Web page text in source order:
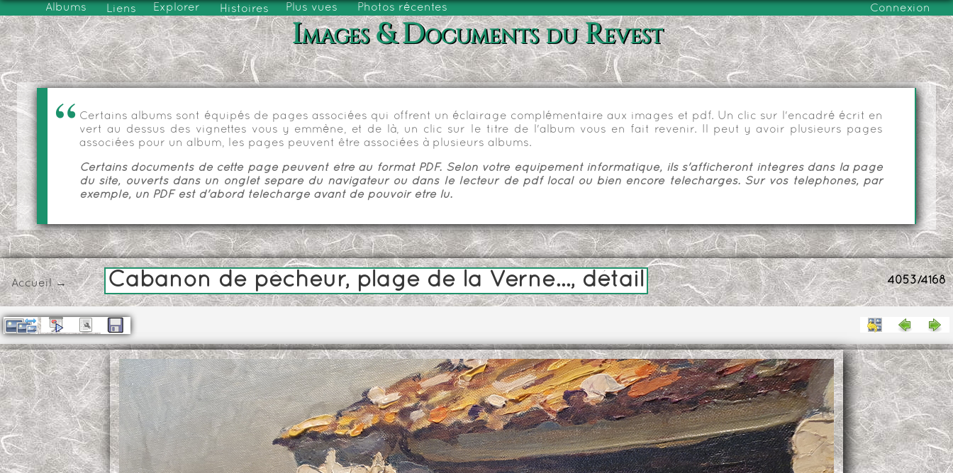
Albums Liens Explorer Histoires Plus vues Photos récentes Connexion
Images & Documents du Revest
Certains albums sont équipés de pages associées qui offrent un éclairage complémentaire aux images et pdf. Un clic sur l'encadré écrit en
vert au dessus des vignettes vous y emmène, et de là, un clic sur le titre de l'album vous en fait revenir. Il peut y avoir plusieurs pages
associées pour un album, les pages peuvent être associées à plusieurs albums.
Certains documents de cette page peuvent être au format PDF. Selon votre équipement informatique, ils s'afficheront intégrés dans la page
du site, ouverts dans un onglet séparé du navigateur ou dans le lecteur de pdf local ou bien encore téléchargés. Sur vos téléphones, par
exemple, un PDF est d'abord téléchargé avant de pouvoir être lu.
4053/4168
Accueil→ Cabanon de pêcheur, plage de la Verne..., détail